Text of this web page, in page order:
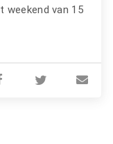
weekend van 15